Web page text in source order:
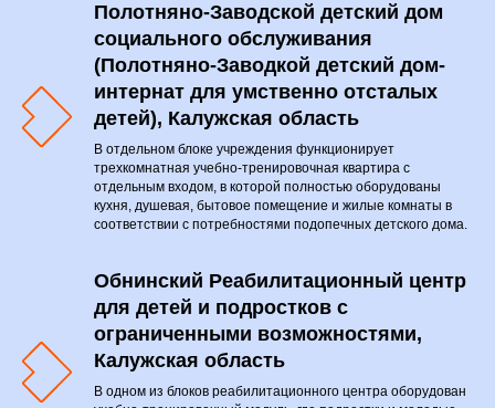
Полотняно-Заводской детский дом
социального обслуживания
(Полотняно-Заводкой детский дом-
интернат для умственно отсталых
детей), Калужская область
В отдельном блоке учреждения функционирует
трехкомнатная учебно-тренировочная квартира с
отдельным входом, в которой полностью оборудованы
кухня, душевая, бытовое помещение и жилые комнаты в
соответствии с потребностями подопечных детского дома.
Обнинский Реабилитационный центр
для детей и подростков с
ограниченными возможностями,
Калужская область
В одном из блоков реабилитационного центра оборудован